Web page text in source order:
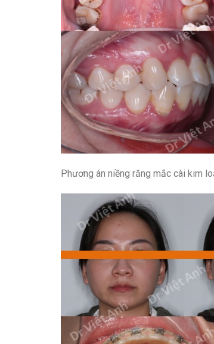
Phương án niềng răng mắc cài kim